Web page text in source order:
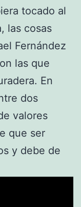
tocado al
las cosas
Fernández
las que
En
dos
valores
que ser
y debe de